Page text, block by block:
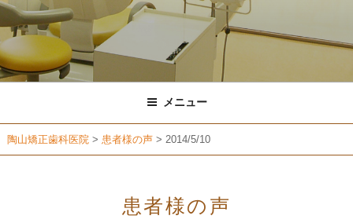
ッ
プ
メニュー
陶山矯正歯科医院 > 患者様の声 > 2014/5/10
患者様の声